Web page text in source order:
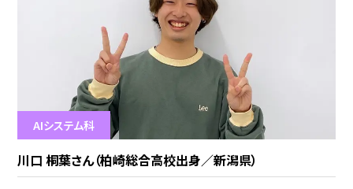
AIシステム科
川口 桐葉さん（柏崎総合高校出身／新潟県）